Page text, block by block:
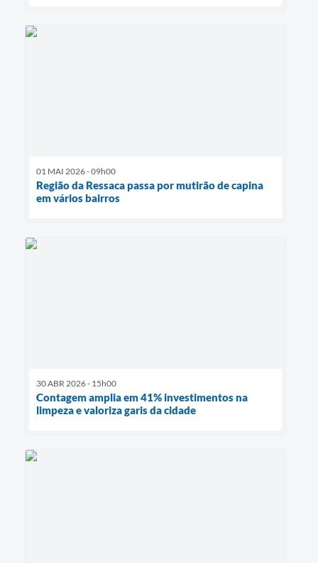
01 MAI 2026 - 09h00
Região da Ressaca passa por mutirão de capina
em vários bairros
30 ABR 2026 - 15h00
Contagem amplia em 41% investimentos na
limpeza e valoriza garis da cidade